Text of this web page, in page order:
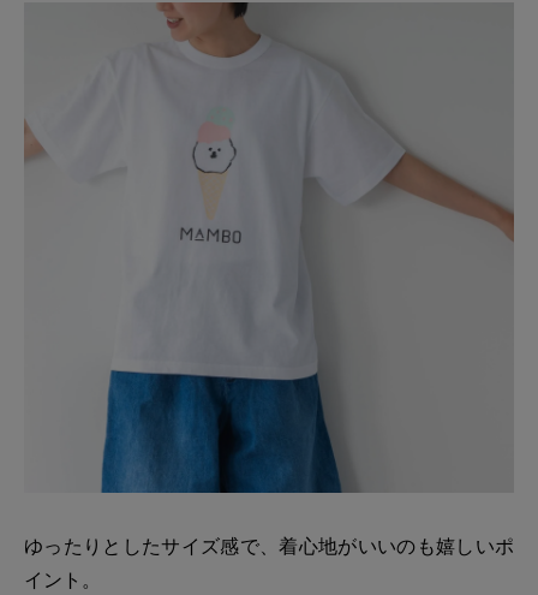
ゆったりとしたサイズ感で、着心地がいいのも嬉しいポ
イント。